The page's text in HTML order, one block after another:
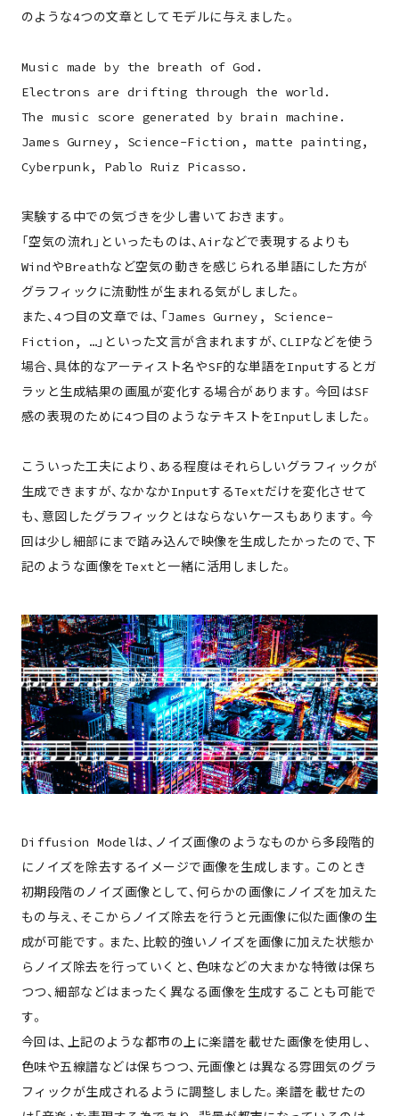
のような4つの文章としてモデルに与えました。
Music made by the breath of God.
Electrons are drifting through the world.
The music score generated by brain machine.
James Gurney, Science-Fiction, matte painting,
Cyberpunk, Pablo Ruiz Picasso.
実験する中での気づきを少し書いておきます。
「空気の流れ」といったものは、Airなどで表現するよりも
WindやBreathなど空気の動きを感じられる単語にした方が
グラフィックに流動性が生まれる気がしました。
また、4つ目の文章では、「James Gurney, Science-
Fiction, …」といった文言が含まれますが、CLIPなどを使う
場合、具体的なアーティスト名やSF的な単語をInputするとガ
ラッと生成結果の画風が変化する場合があります。今回はSF
感の表現のために4つ目のようなテキストをInputしました。
こういった工夫により、ある程度はそれらしいグラフィックが
生成できますが、なかなかInputするTextだけを変化させて
も、意図したグラフィックとはならないケースもあります。今
回は少し細部にまで踏み込んで映像を生成したかったので、下
記のような画像をTextと一緒に活用しました。
Diffusion Modelは、ノイズ画像のようなものから多段階的
にノイズを除去するイメージで画像を生成します。このとき
初期段階のノイズ画像として、何らかの画像にノイズを加えた
もの与え、そこからノイズ除去を行うと元画像に似た画像の生
成が可能です。また、比較的強いノイズを画像に加えた状態か
らノイズ除去を行っていくと、色味などの大まかな特徴は保ち
つつ、細部などはまったく異なる画像を生成することも可能で
す。
今回は、上記のような都市の上に楽譜を載せた画像を使用し、
色味や五線譜などは保ちつつ、元画像とは異なる雰囲気のグラ
フィックが生成されるように調整しました。楽譜を載せたの